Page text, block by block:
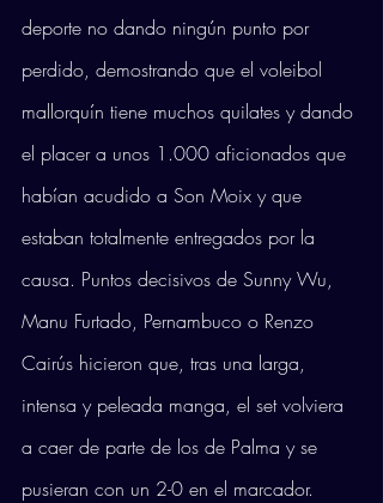
deporte no dando ningún punto por
perdido, demostrando que el voleibol
mallorquín tiene muchos quilates y dando
el placer a unos 1.000 aficionados que
habían acudido a Son Moix y que
estaban totalmente entregados por la
causa. Puntos decisivos de Sunny Wu,
Manu Furtado, Pernambuco o Renzo
Cairús hicieron que, tras una larga,
intensa y peleada manga, el set volviera
a caer de parte de los de Palma y se
pusieran con un 2-0 en el marcador.